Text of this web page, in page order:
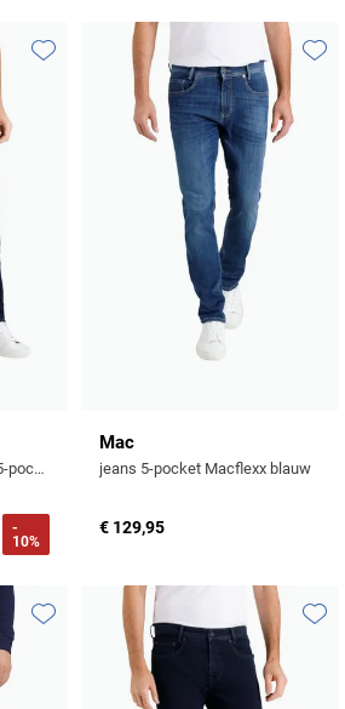
Jeans Ben donkerblauw 5-pocket
-
10%
Toevoegen aan favorieten
Mac
jeans 5-pocket Macflexx blauw
€ 129,95
Toevoegen aan favorieten